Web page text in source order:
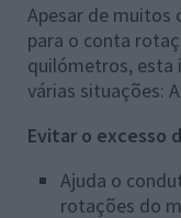
Apesar de muitos
para o conta
quilómetros, esta
várias situações:
Evitar o excesso
Ajuda o
rotações do